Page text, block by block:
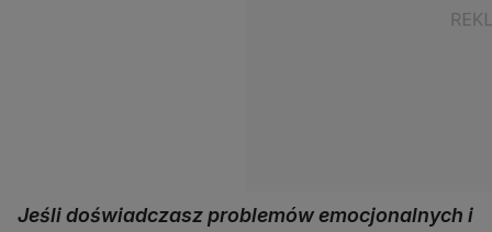
Jeśli doświadczasz problemów emocjonalnych i